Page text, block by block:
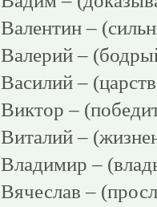
Валентин –
Валерий –
Василий –
Виктор –
Виталий –
Владимир –
Вячеслав –